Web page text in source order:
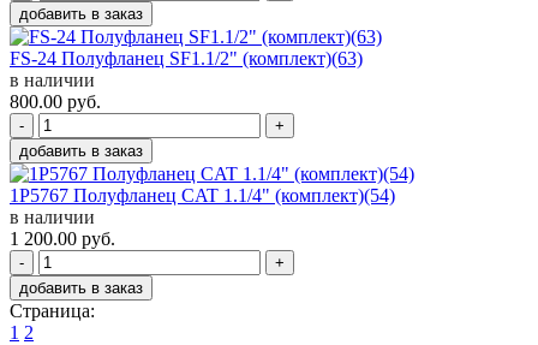
добавить в заказ
FS-24 Полуфланец SF1.1/2" (комплект)(63)
в наличии
800.00 руб.
-
+
добавить в заказ
1P5767 Полуфланец CAT 1.1/4" (комплект)(54)
в наличии
1 200.00 руб.
-
+
добавить в заказ
Страница:
1 2